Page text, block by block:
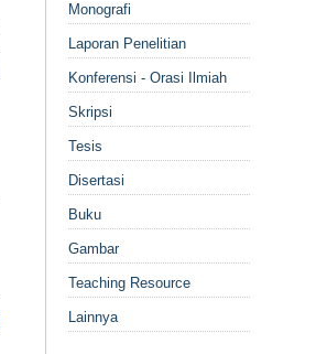
Monografi
Laporan Penelitian
Konferensi - Orasi Ilmiah
Skripsi
Tesis
Disertasi
Buku
Gambar
Teaching Resource
Lainnya